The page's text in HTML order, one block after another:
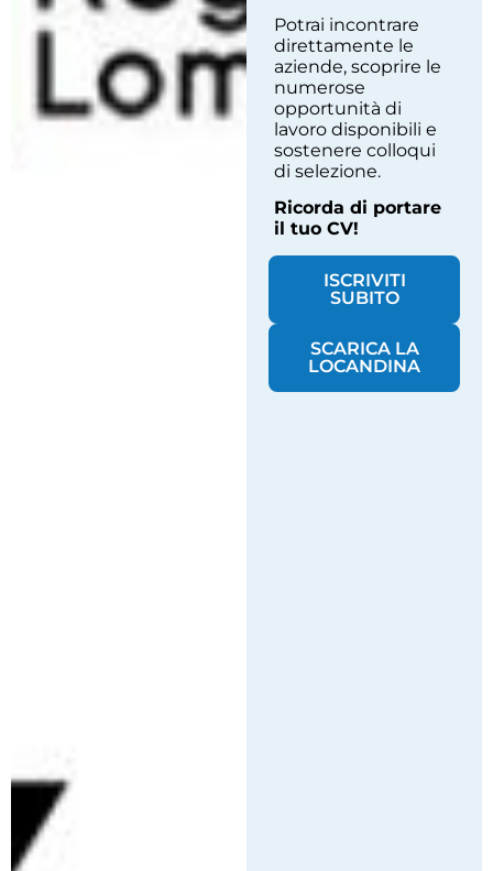
Potrai incontrare
direttamente le
aziende, scoprire le
numerose
opportunità di
lavoro disponibili e
sostenere colloqui
di selezione.
Ricorda di portare
il tuo CV!
ISCRIVITI
SUBITO
SCARICA LA
LOCANDINA